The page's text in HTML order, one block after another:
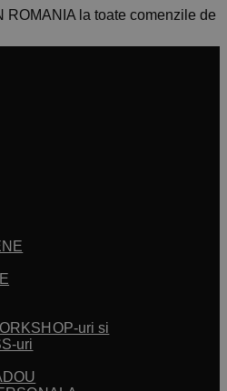
ROMANIA la toate comenzile de
uri si
uri